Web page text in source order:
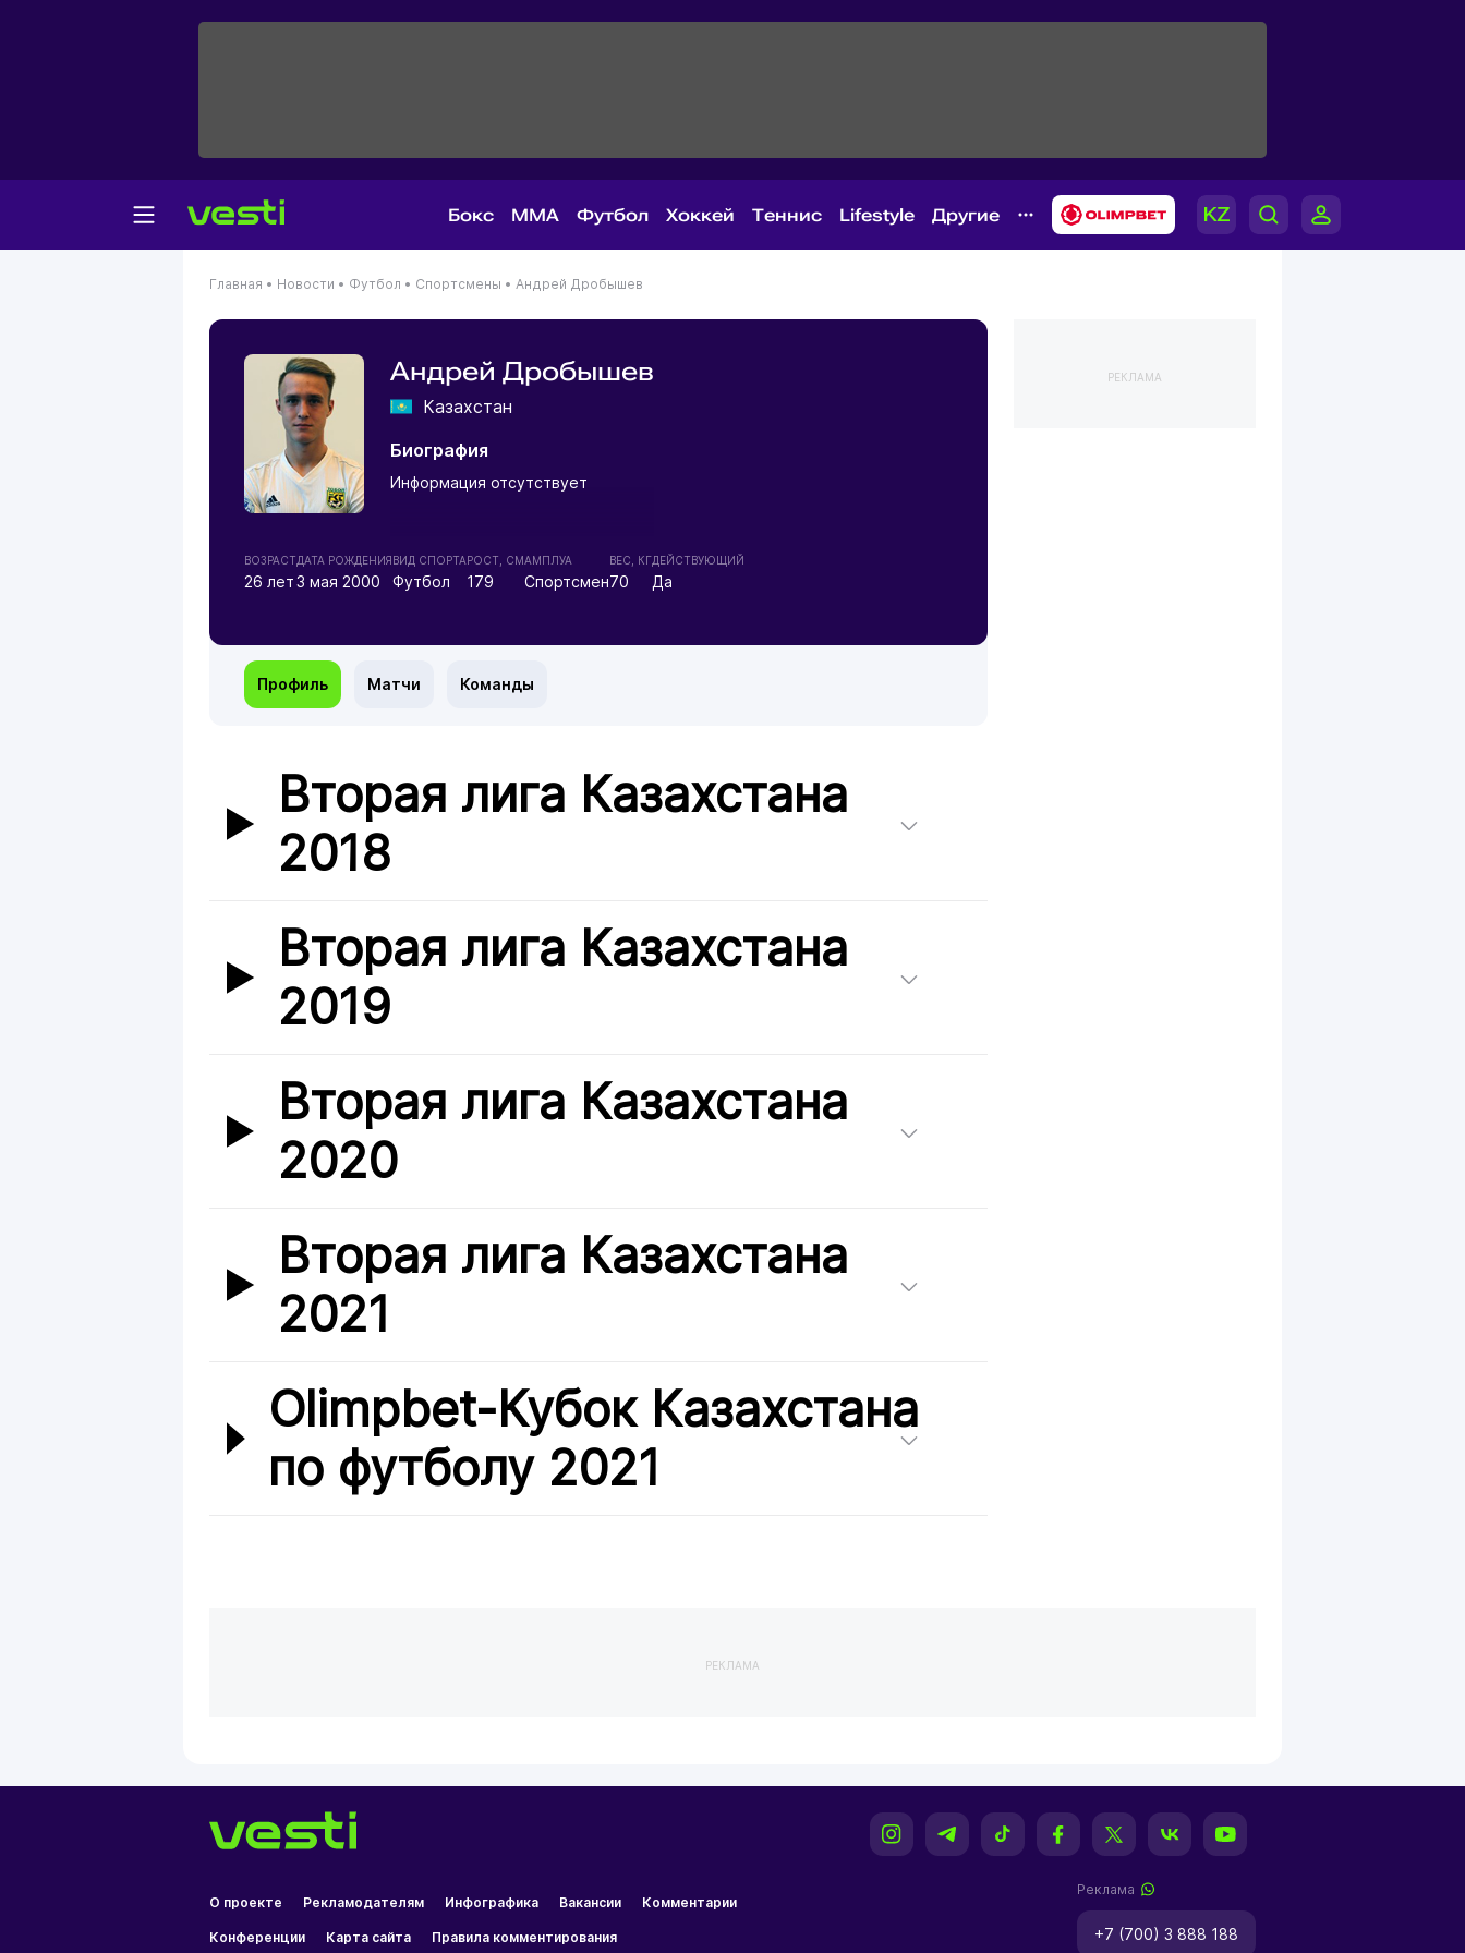
Бокс MMA Футбол Хоккей Теннис Lifestyle Другие
Главная • Новости • Футбол • Спортсмены • Андрей Дробышев
Андрей Дробышев
Казахстан
Биография
Информация отсутствует
ВОЗРАСТ
26 лет
ДАТА РОЖДЕНИЯ
3 мая 2000
ВИД СПОРТА
Футбол
РОСТ, СМ
179
АМПЛУА
Спортсмен
ВЕС, КГ
70
ДЕЙСТВУЮЩИЙ
Да
Профиль Матчи Команды
Вторая лига Казахстана
2018
Вторая лига Казахстана
2019
Вторая лига Казахстана
2020
Вторая лига Казахстана
2021
Olimpbet-Кубок Казахстана
по футболу 2021
РЕКЛАМА
РЕКЛАМА
О проекте Рекламодателям Инфографика Вакансии Комментарии
Конференции Карта сайта Правила комментирования
Реклама
+7 (700) 3 888 188